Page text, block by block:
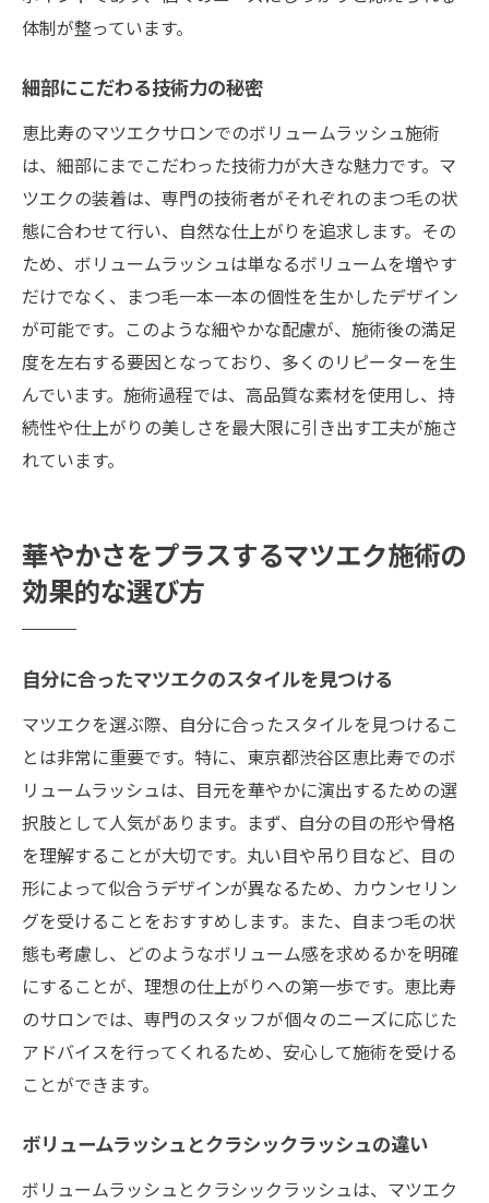
体制が整っています。
細部にこだわる技術力の秘密
恵比寿のマツエクサロンでのボリュームラッシュ施術
は、細部にまでこだわった技術力が大きな魅力です。マ
ツエクの装着は、専門の技術者がそれぞれのまつ毛の状
態に合わせて行い、自然な仕上がりを追求します。その
ため、ボリュームラッシュは単なるボリュームを増やす
だけでなく、まつ毛一本一本の個性を生かしたデザイン
が可能です。このような細やかな配慮が、施術後の満足
度を左右する要因となっており、多くのリピーターを生
んでいます。施術過程では、高品質な素材を使用し、持
続性や仕上がりの美しさを最大限に引き出す工夫が施さ
れています。
華やかさをプラスするマツエク施術の
効果的な選び方
自分に合ったマツエクのスタイルを見つける
マツエクを選ぶ際、自分に合ったスタイルを見つけるこ
とは非常に重要です。特に、東京都渋谷区恵比寿でのボ
リュームラッシュは、目元を華やかに演出するための選
択肢として人気があります。まず、自分の目の形や骨格
を理解することが大切です。丸い目や吊り目など、目の
形によって似合うデザインが異なるため、カウンセリン
グを受けることをおすすめします。また、自まつ毛の状
態も考慮し、どのようなボリューム感を求めるかを明確
にすることが、理想の仕上がりへの第一歩です。恵比寿
のサロンでは、専門のスタッフが個々のニーズに応じた
アドバイスを行ってくれるため、安心して施術を受ける
ことができます。
ボリュームラッシュとクラシックラッシュの違い
ボリュームラッシュとクラシックラッシュは、マツエク